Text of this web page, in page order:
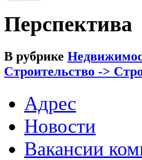
Перспектива
В рубрике
Строительство ->
Адрес
Новости
Вакансии